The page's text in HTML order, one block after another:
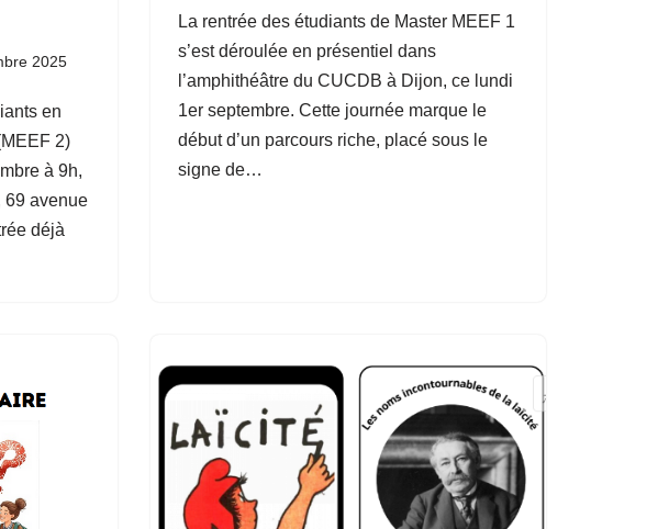
2025
en
2)
à 9h,
69 avenue
déjà
La rentrée des étudiants de Master MEEF 1
s’est déroulée en présentiel dans
l’amphithéâtre du CUCDB à Dijon, ce lundi
1er septembre. Cette journée marque le
début d’un parcours riche, placé sous le
signe de…